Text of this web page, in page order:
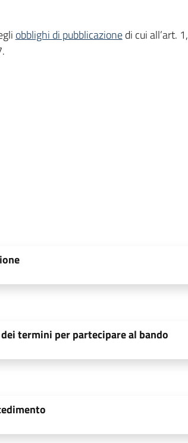
obblighi di pubblicazionedi cui all’art. 1,
dei termini per partecipare al bando